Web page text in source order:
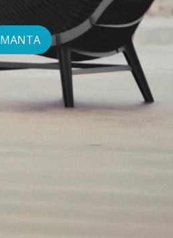
MANTA